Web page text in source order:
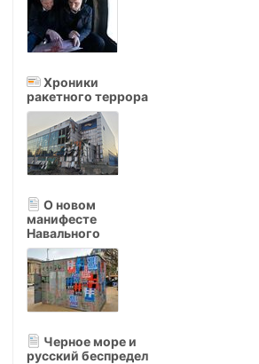
Хроники
ракетного террора
О новом
манифесте
Навального
Черное море и
русский беспредел